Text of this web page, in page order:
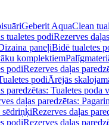
Geberit AquaClean
tualetes podiRezerves
paneļiBidē tualetes
komplektiem
podiRezerves daļas
podiĀrējās
paredzētas: Tualetes poda
daļas paredzētas:
sēdriņķiRezerves daļas
podiRezerves daļas